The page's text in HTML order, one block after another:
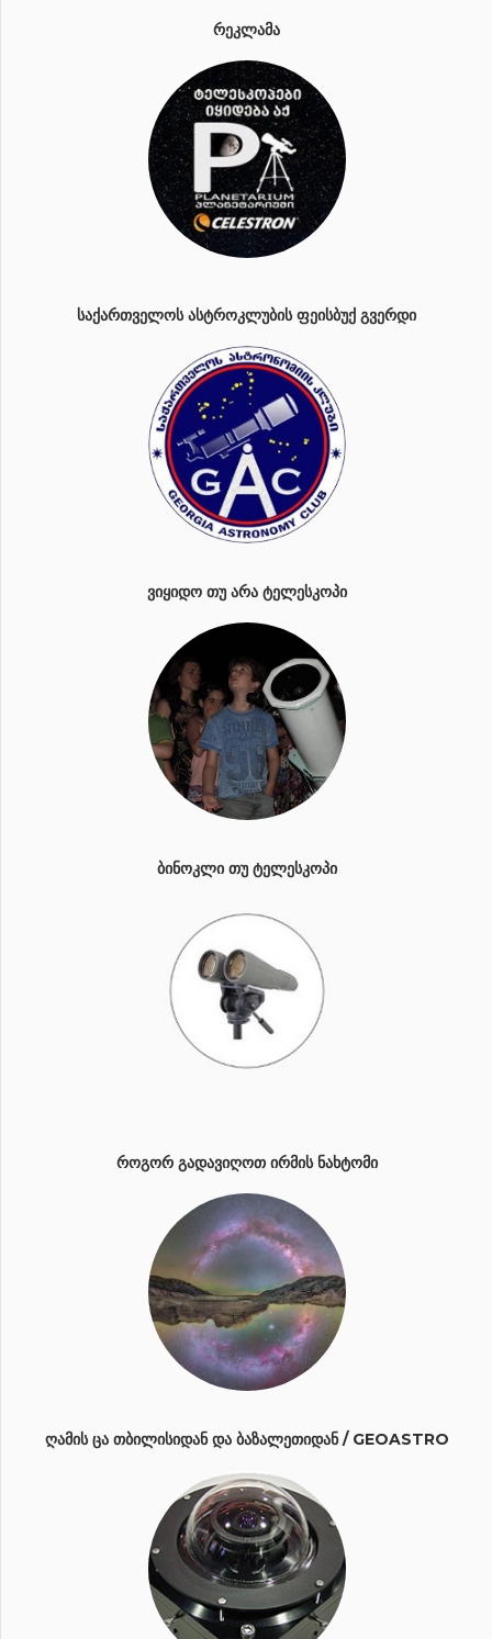
ᲠᲔᲙᲚᲐᲛᲐ
ᲡᲐᲥᲐᲠᲗᲕᲔᲚᲝᲡ ᲐᲡᲢᲠᲝᲙᲚᲣᲑᲘᲡ ᲤᲔᲘᲡᲑᲣᲥ ᲒᲕᲔᲠᲓᲘ
ᲕᲘᲧᲘᲓᲝ ᲗᲣ ᲐᲠᲐ ᲢᲔᲚᲔᲡᲙᲝᲞᲘ
ᲑᲘᲜᲝᲙᲚᲘ ᲗᲣ ᲢᲔᲚᲔᲡᲙᲝᲞᲘ
ᲠᲝᲒᲝᲠ ᲒᲐᲓᲐᲕᲘᲦᲝᲗ ᲘᲠᲛᲘᲡ ᲜᲐᲮᲢᲝᲛᲘ
ᲦᲐᲛᲘᲡ ᲪᲐ ᲗᲑᲘᲚᲘᲡᲘᲓᲐᲜ ᲓᲐ ᲑᲐᲖᲐᲚᲔᲗᲘᲓᲐᲜ / GEOASTRO